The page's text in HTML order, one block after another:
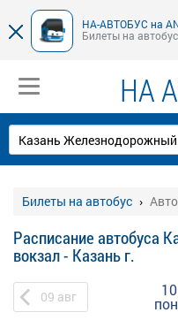
НА-АВТОБУС на
Билеты на
НА
Билеты на автобус
Расписание автобуса
вокзал - Казань г.
09 авг